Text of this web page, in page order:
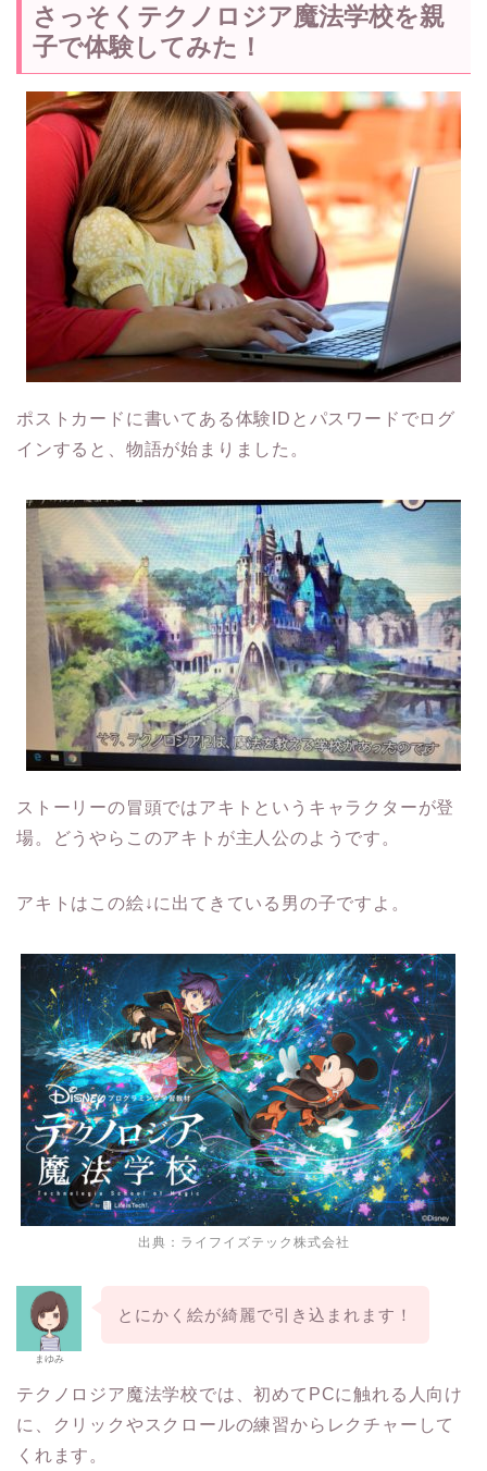
さっそくテクノロジア魔法学校を親
子で体験してみた！
ポストカードに書いてある体験IDとパスワードでログ
インすると、物語が始まりました。
ストーリーの冒頭ではアキトというキャラクターが登
場。どうやらこのアキトが主人公のようです。
アキトはこの絵↓に出てきている男の子ですよ。
出典： ライフイズテック株式会社
まゆみ
とにかく絵が綺麗で引き込まれます！
テクノロジア魔法学校では、初めてPCに触れる人向け
に、クリックやスクロールの練習からレクチャーして
くれます。